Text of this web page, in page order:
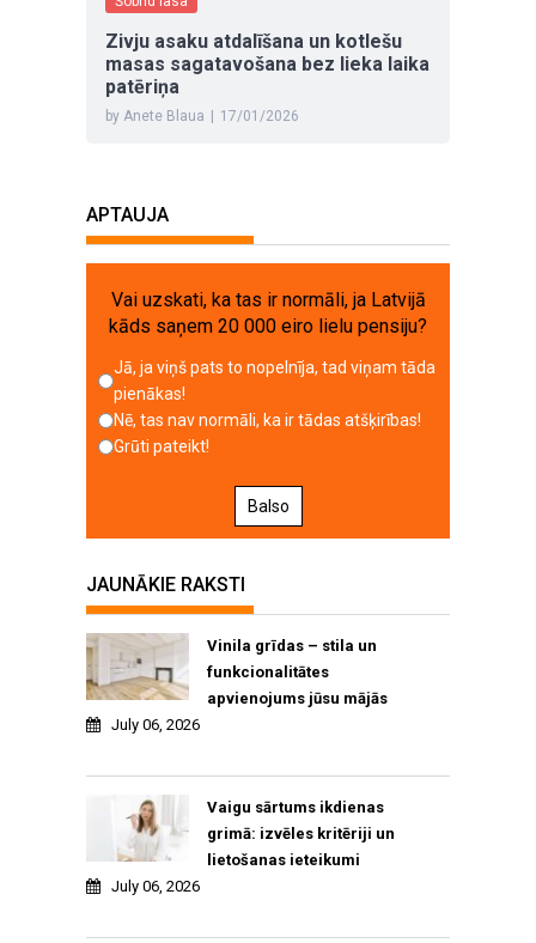
Zivju asaku atdalīšana un kotlešu
masas sagatavošana bez lieka laika
patēriņa
by Anete Blaua 17/01/2026
APTAUJA
Vai uzskati, ka tas ir normāli, ja Latvijā
kāds saņem 20 000 eiro lielu pensiju?
Jā, ja viņš pats to nopelnīja, tad viņam tāda
pienākas!
Nē, tas nav normāli, ka ir tādas atšķirības!
Grūti pateikt!
Balso
JAUNĀKIE RAKSTI
Vinila grīdas – stila un
funkcionalitātes
apvienojums jūsu mājās
July 06, 2026
Vaigu sārtums ikdienas
grimā: izvēles kritēriji un
lietošanas ieteikumi
July 06, 2026